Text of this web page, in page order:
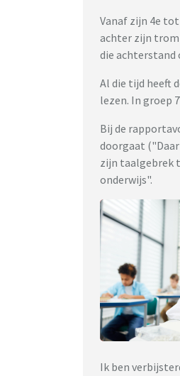
Vanaf zijn 4e
achter zijn
die achterstand
Al die tijd heeft
lezen. In groep
Bij de
doorgaat
zijn taalgebrek
onderwijs".
Ik ben